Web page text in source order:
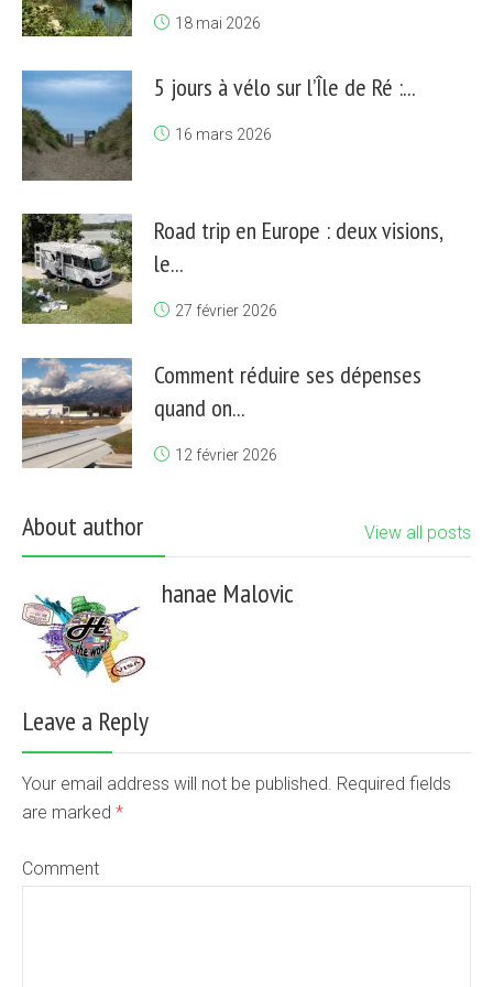
18 mai 2026
5 jours à vélo sur l’Île de Ré :...
16 mars 2026
Road trip en Europe : deux visions,
le...
27 février 2026
Comment réduire ses dépenses
quand on...
12 février 2026
About author View all posts
hanae Malovic
Leave a Reply
Your email address will not be published. Required fields
are marked *
Comment